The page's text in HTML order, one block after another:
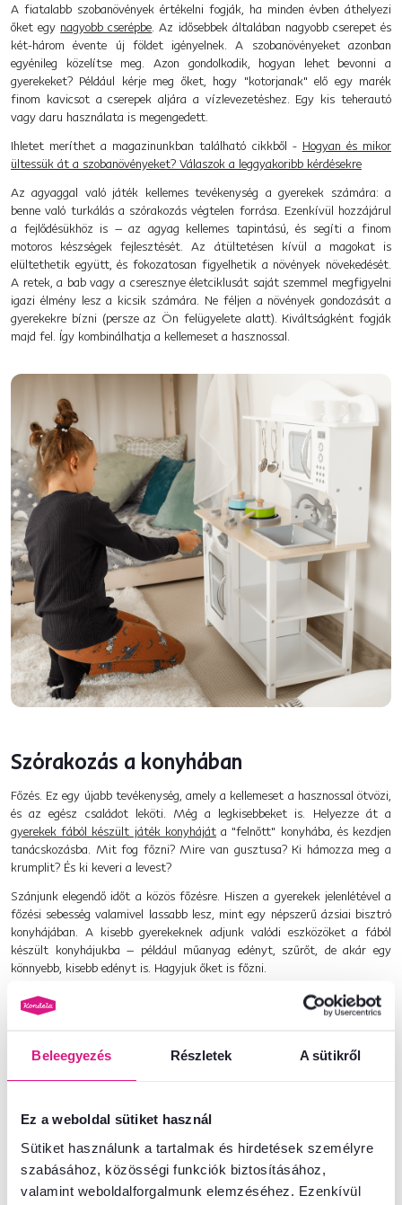
Beleegyezés Részletek A sütikről
Ez a weboldal sütiket használ
Sütiket használunk a tartalmak és hirdetések személyre
szabásához, közösségi funkciók biztosításához,
valamint weboldalforgalmunk elemzéséhez. Ezenkívül
A fiatalabb szobanövények értékelni fogják, ha minden évben áthelyezi
őket egy nagyobb cserépbe. Az idősebbek általában nagyobb cserepet és
két-három évente új földet igényelnek. A szobanövényeket azonban
egyénileg közelítse meg. Azon gondolkodik, hogyan lehet bevonni a
gyerekeket? Például kérje meg őket, hogy "kotorjanak" elő egy marék
finom kavicsot a cserepek aljára a vízlevezetéshez. Egy kis teherautó
vagy daru használata is megengedett.
Ihletet meríthet a magazinunkban található cikkből - Hogyan és mikor
ültessük át a szobanövényeket? Válaszok a leggyakoribb kérdésekre
Az agyaggal való játék kellemes tevékenység a gyerekek számára: a
benne való turkálás a szórakozás végtelen forrása. Ezenkívül hozzájárul
a fejlődésükhöz is – az agyag kellemes tapintású, és segíti a finom
motoros készségek fejlesztését. Az átültetésen kívül a magokat is
elültethetik együtt, és fokozatosan figyelhetik a növények növekedését.
A retek, a bab vagy a cseresznye életciklusát saját szemmel megfigyelni
igazi élmény lesz a kicsik számára. Ne féljen a növények gondozását a
gyerekekre bízni (persze az Ön felügyelete alatt). Kiváltságként fogják
majd fel. Így kombinálhatja a kellemeset a hasznossal.
Szórakozás a konyhában
Főzés. Ez egy újabb tevékenység, amely a kellemeset a hasznossal ötvözi,
és az egész családot leköti. Még a legkisebbeket is. Helyezze át a
gyerekek fából készült játék konyhájáta "felnőtt" konyhába, és kezdjen
tanácskozásba. Mit fog főzni? Mire van gusztusa? Ki hámozza meg a
krumplit? És ki keveri a levest?
Szánjunk elegendő időt a közös főzésre. Hiszen a gyerekek jelenlétével a
főzési sebesség valamivel lassabb lesz, mint egy népszerű ázsiai bisztró
konyhájában. A kisebb gyerekeknek adjunk valódi eszközöket a fából
készült konyhájukba – például műanyag edényt, szűrőt, de akár egy
könnyebb, kisebb edényt is. Hagyjuk őket is főzni.
A nagyobb gyerekeket megbízhatja kevésbé megerőltető munkákkal –
sárgarépa pucolása, tésztahengerítés, rizsmosás. Mozgassa meg a
csinálni! Én pedig ezt! A közös erőfeszítések gyümölcsét élvezzék közösen
étkezőasztalnál